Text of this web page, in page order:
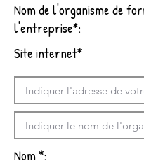
Nom de l'organisme de
l'entreprise*:
Site internet*
Nom *: